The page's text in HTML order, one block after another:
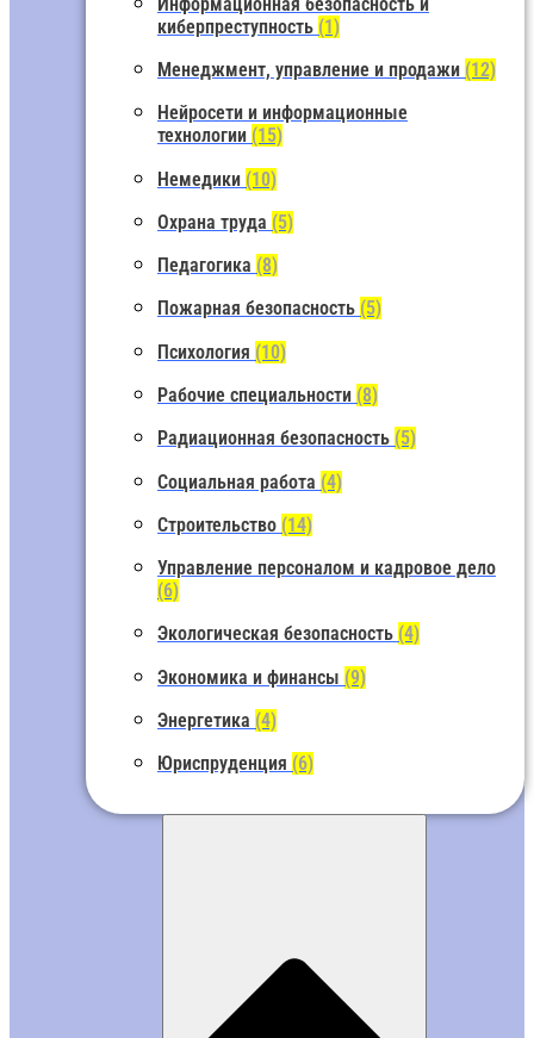
киберпреступность (1)
Менеджмент, управление и продажи (12)
Нейросети и информационные
технологии (15)
Немедики (10)
Охрана труда (5)
Педагогика (8)
Пожарная безопасность (5)
Психология (10)
Рабочие специальности (8)
Радиационная безопасность (5)
Социальная работа (4)
Строительство (14)
Управление персоналом и кадровое дело
(6)
Экологическая безопасность (4)
Экономика и финансы (9)
Энергетика (4)
Юриспруденция (6)